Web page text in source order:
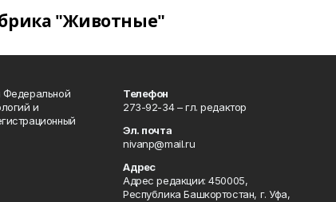
"Животные"
Федеральной
и
Телефон
273-92-34 – гл. редактор
Эл. почта
nivanp@mail.ru
Адрес
Адрес редакции: 450005,
Республика Башкортостан, г. Уфа,